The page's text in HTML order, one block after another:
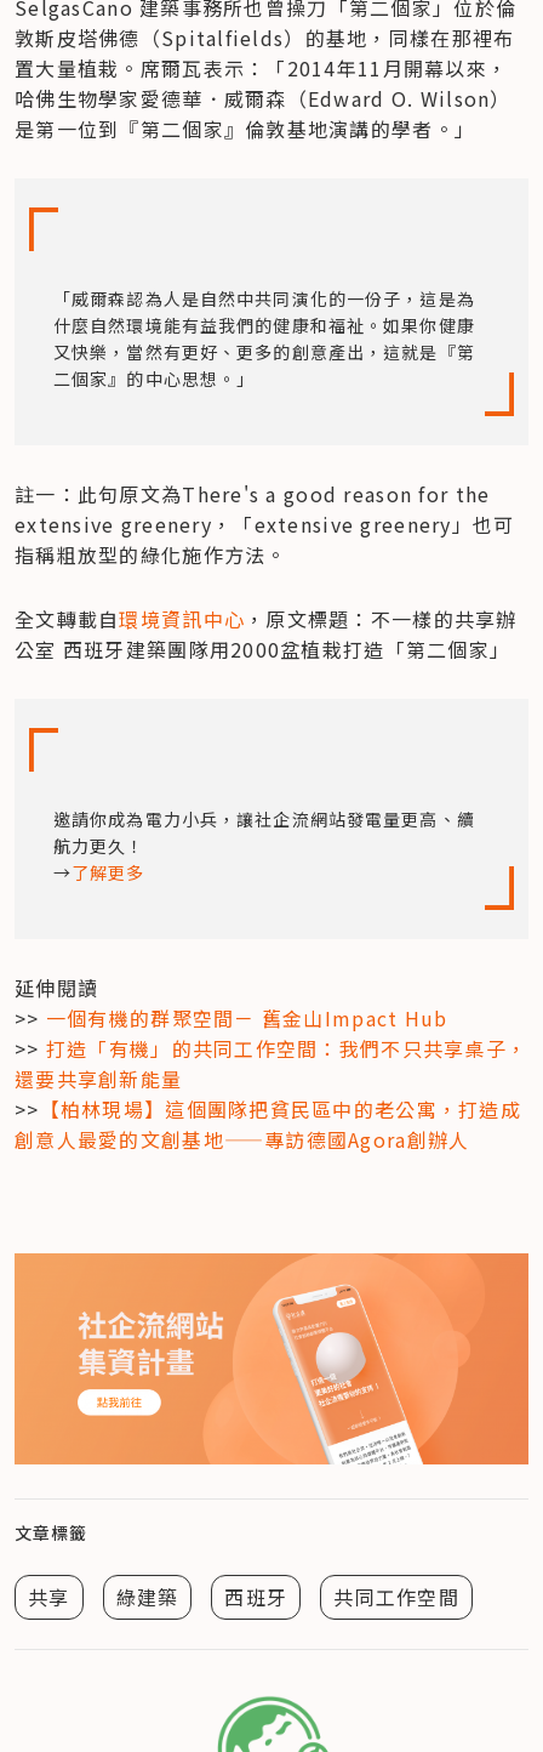
SelgasCano 建築事務所也曾操刀「第二個家」位於倫
敦斯皮塔佛德（Spitalfields）的基地，同樣在那裡布
置大量植栽。席爾瓦表示：「2014年11月開幕以來，
哈佛生物學家愛德華．威爾森（Edward O. Wilson）
是第一位到『第二個家』倫敦基地演講的學者。」
「威爾森認為人是自然中共同演化的一份子，這是為
什麼自然環境能有益我們的健康和福祉。如果你健康
又快樂，當然有更好、更多的創意產出，這就是『第
二個家』的中心思想。」
註一：此句原文為There's a good reason for the
extensive greenery，「extensive greenery」也可
指稱粗放型的綠化施作方法。
全文轉載自環境資訊中心 ，原文標題：不一樣的共享辦
公室 西班牙建築團隊用2000盆植栽打造「第二個家」
邀請你成為電力小兵，讓社企流網站發電量更高、續
航力更久！
→了解更多
延伸閱讀
>> 一個有機的群聚空間－ 舊金山Impact Hub
>> 打造「有機」的共同工作空間：我們不只共享桌子，
還要共享創新能量
>> 【柏林現場】這個團隊把貧民區中的老公寓，打造成
創意人最愛的文創基地——專訪德國Agora創辦人
文章標籤
共享 綠建築 西班牙 共同工作空間